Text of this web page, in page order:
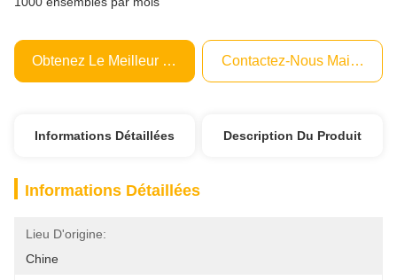
Obtenez Le Meilleur Prix Contactez-Nous Maintenant
Informations Détaillées Description Du Produit
Informations Détaillées
Lieu D'origine:
Chine